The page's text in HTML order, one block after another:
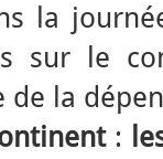
la
sur le
de la
: